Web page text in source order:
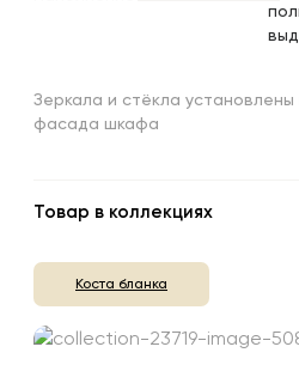
Зеркала и стёкла
фасада шкафа
Товар в коллекциях
Коста бланка